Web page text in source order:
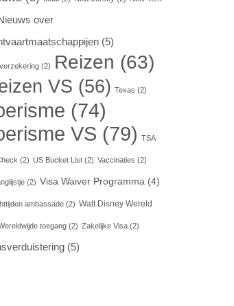
over
(5)
(2) Reizen (63)
VS (56) Texas (2)
(74)
VS (79) TSA
(2) US Bucket List(2) Vaccinaties (2)
(2) Visa Waiver Programma(4)
ambassade(2) Walt Disney Wereld
toegang(2) Zakelijke Visa(2)
(5)